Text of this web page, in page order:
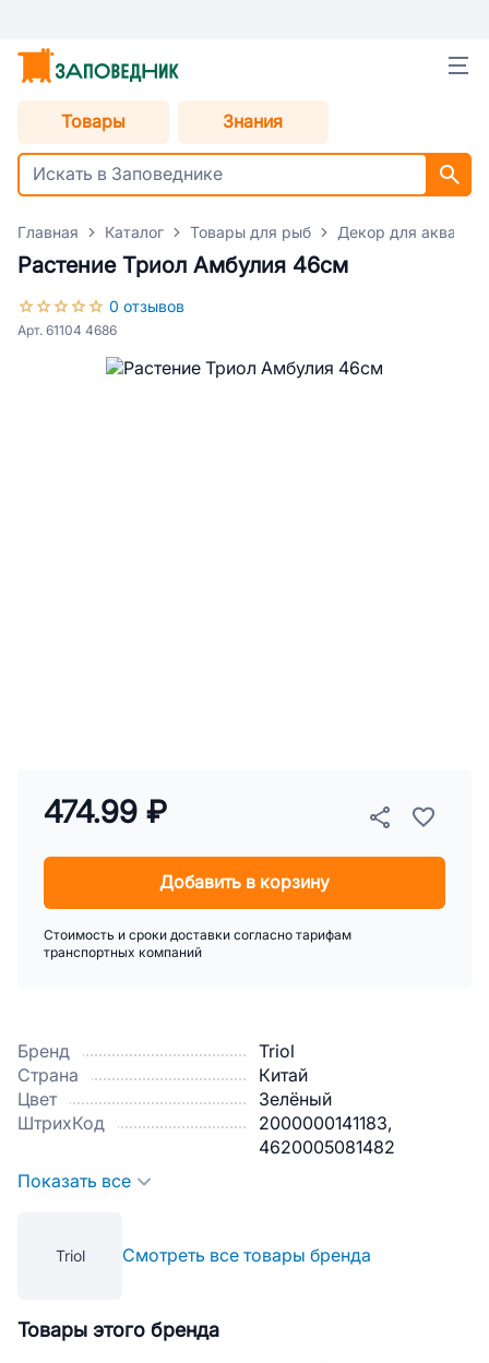
Товары Знания
Главная Каталог Товары для рыб Декор для
Растение Триол Амбулия 46см
0 отзывов
Арт. 61104 4686
Бренд
Triol
Страна
Китай
Цвет
Зелёный
ШтрихКод
2000000141183,
4620005081482
Показать все
Triol Смотреть все товары бренда
474.99 ₽
Добавить в корзину
Стоимость и сроки доставки согласно тарифам
транспортных компаний
Товары этого бренда